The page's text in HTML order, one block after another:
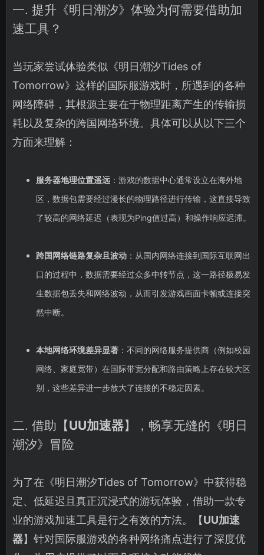
一. 提升《明日潮汐》体验为何需要借助加
速工具？
当玩家尝试体验类似《明日潮汐Tides of
Tomorrow》这样的国际服游戏时，所遇到的各种
网络障碍，其根源主要在于物理距离产生的传输损
耗以及复杂的跨国网络环境。具体可以从以下三个
方面来理解：
服务器地理位置遥远：游戏的数据中心通常设立在海外地
区，数据包需要经过漫长的物理路径进行传输，这直接导致
了较高的网络延迟（表现为Ping值过高）和操作响应迟滞。
跨国网络链路复杂且波动：从国内网络连接到国际互联网出
口的过程中，数据需要经过众多中转节点，这一路径极易发
生数据包丢失和网络波动，从而引发游戏画面卡顿或连接突
然中断。
本地网络环境差异显著：不同的网络服务提供商（例如校园
网络、家庭宽带）在国际带宽分配和路由策略上存在较大区
别，这些差异进一步放大了连接的不稳定因素。
二. 借助【UU加速器】，畅享无缝的《明日
潮汐》冒险
为了在《明日潮汐Tides of Tomorrow》中获得稳
定、低延迟且真正沉浸式的游玩体验，借助一款专
业的游戏加速工具是行之有效的方法。【UU加速
器】针对国际服游戏的各种网络痛点进行了深度优